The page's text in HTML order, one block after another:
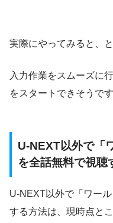
実際にやってみると、
入力作業をスムーズに
をスタートできそうです
U-NEXT以外で「
を全話無料で視聴
U-NEXT以外で「ワー
する方法は、現時点と